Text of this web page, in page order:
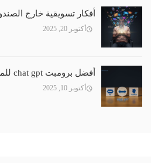
أفكار تسويقية خارج
أكتوبر 20, 2025
أفضل برومبت chat gpt للمسوقين : دليل شامل 2026
أكتوبر 10, 2025